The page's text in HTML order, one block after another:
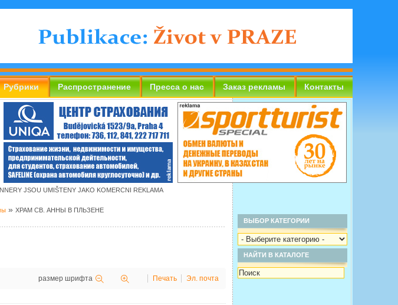
Рубрики Распространение Пресса о нас Заказ рекламы Контакты
JSOU UMIŠTENY JAKO KOMERCNI REKLAMA
» ХРАМ СВ. АННЫ В ПЛЬЗЕНЕ
размер шрифта Печать Эл. почта
ВЫБОР КАТЕГОРИИ
НАЙТИ В КАТАЛОГЕ